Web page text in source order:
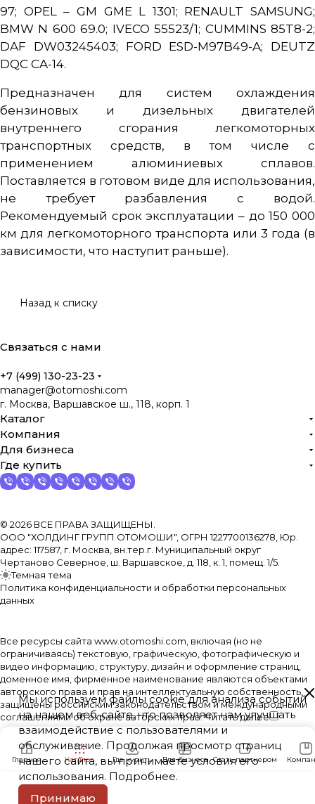
97; OPEL – GM GME L 1301; RENAULT SAMSUNG;
BMW N 600 69.0; IVECO 55523/1; CUMMINS 85T8-2;
DAF DW03245403; FORD ESD-M97B49-A; DEUTZ
DQC CA-14.
Предназначен для систем охлаждения
бензиновых и дизельных двигателей
внутреннего сгорания легкомоторных
транспортных средств, в том числе с
применением алюминиевых сплавов.
Поставляется в готовом виде для использования,
не требует разбавления с водой.
Рекомендуемый срок эксплуатации – до 150 000
км для легкомоторного транспорта или 3 года (в
зависимости, что наступит раньше).
Назад к списку
Связаться с нами
+7 (499) 130-23-23
manager@otomoshi.com
г. Москва, Варшавское ш., 118, корп. 1
Каталог
Компания
Для бизнеса
Где купить
© 2026 ВСЕ ПРАВА ЗАЩИЩЕНЫ.
ООО "ХОЛДИНГ ГРУПП ОТОМОШИ", ОГРН 1227700136278, Юр.
адрес: 117587, г. Москва, вн.тер.г. Муниципальный округ
Чертаново Северное, ш. Варшавское, д. 118, к. 1, помещ. 1/5.
Темная тема
Политика конфиденциальности и обработки персональных
данных
Все ресурсы сайта www.otomoshi.com, включая (но не
ограничиваясь) текстовую, графическую, фотографическую и
видео информацию, структуру, дизайн и оформление страниц,
доменное имя, фирменное наименование являются объектами
авторского права и прав на интеллектуальную собственность,
защищены российским законодательством и международными
соглашениями об охране авторских прав.Читать далее
Главная Каталог Где купить Для бизнеса Стать партнером
Мы используем файлы cookie для анализа событий
на нашем веб-сайте, что позволяет нам улучшать
взаимодействие с пользователями и
обслуживание. Продолжая просмотр страниц
нашего сайта, вы принимаете условия его
использования. Подробнее.
Принимаю